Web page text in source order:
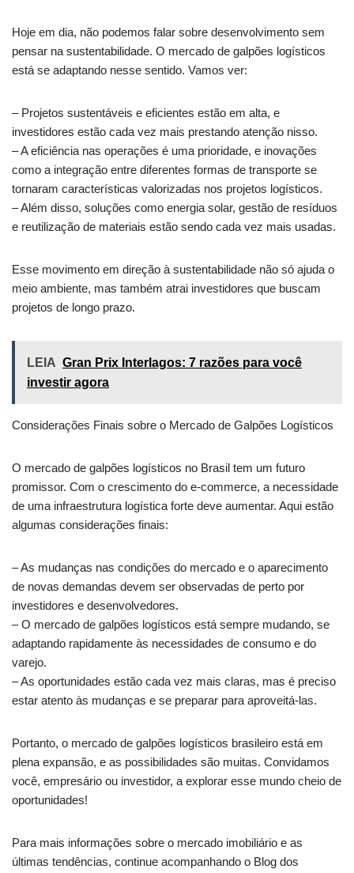
Hoje em dia, não podemos falar sobre desenvolvimento sem
pensar na sustentabilidade. O mercado de galpões logísticos
está se adaptando nesse sentido. Vamos ver:
– Projetos sustentáveis e eficientes estão em alta, e
investidores estão cada vez mais prestando atenção nisso.
– A eficiência nas operações é uma prioridade, e inovações
como a integração entre diferentes formas de transporte se
tornaram características valorizadas nos projetos logísticos.
– Além disso, soluções como energia solar, gestão de resíduos
e reutilização de materiais estão sendo cada vez mais usadas.
Esse movimento em direção à sustentabilidade não só ajuda o
meio ambiente, mas também atrai investidores que buscam
projetos de longo prazo.
LEIA Gran Prix Interlagos: 7 razões para você
investir agora
Considerações Finais sobre o Mercado de Galpões Logísticos
O mercado de galpões logísticos no Brasil tem um futuro
promissor. Com o crescimento do e-commerce, a necessidade
de uma infraestrutura logística forte deve aumentar. Aqui estão
algumas considerações finais:
– As mudanças nas condições do mercado e o aparecimento
de novas demandas devem ser observadas de perto por
investidores e desenvolvedores.
– O mercado de galpões logísticos está sempre mudando, se
adaptando rapidamente às necessidades de consumo e do
varejo.
– As oportunidades estão cada vez mais claras, mas é preciso
estar atento às mudanças e se preparar para aproveitá-las.
Portanto, o mercado de galpões logísticos brasileiro está em
plena expansão, e as possibilidades são muitas. Convidamos
você, empresário ou investidor, a explorar esse mundo cheio de
oportunidades!
Para mais informações sobre o mercado imobiliário e as
últimas tendências, continue acompanhando o Blog dos